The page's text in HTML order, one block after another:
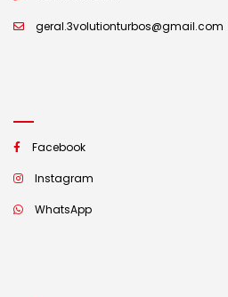
geral.3volutionturbos@gmail.com
Facebook
Instagram
WhatsApp